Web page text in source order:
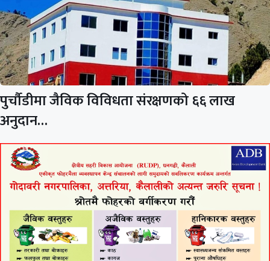
पुर्चौडीमा जैविक विविधता संरक्षणको ६६ लाख
अनुदान…